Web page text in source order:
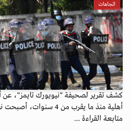
اتجاهات
كشف تقرير لصحيفة "نيويورك تايمز"، عن
أهلية منذ ما يقرب من 4 سنوات، أصبحت نقطة جذب رئيسية للع...
متابعة القراءة ...